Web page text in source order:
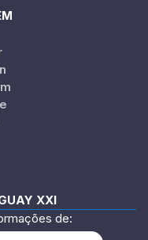
XXI
de: